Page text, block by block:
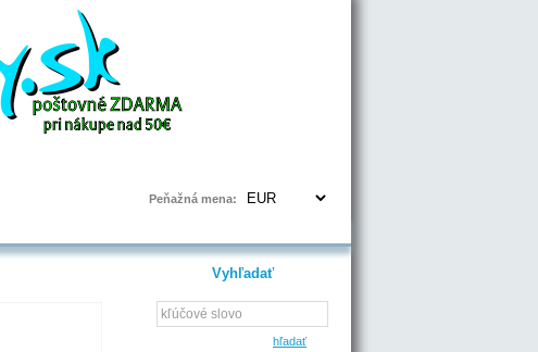
Peňažná mena:
Vyhľadať
hľadať